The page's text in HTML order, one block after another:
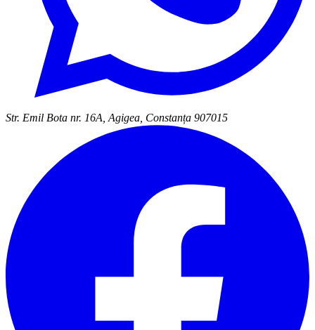
Str. Emil Bota nr. 16A, Agigea, Constanța 907015